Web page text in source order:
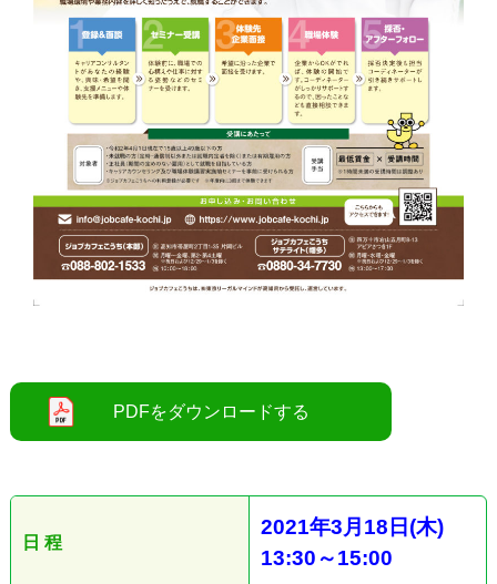
日 程
2021年3月18 日 (木)
13:30 ～15:00